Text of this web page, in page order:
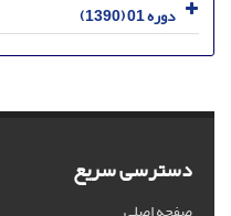
دوره 01 (1390)
دسترسی سریع